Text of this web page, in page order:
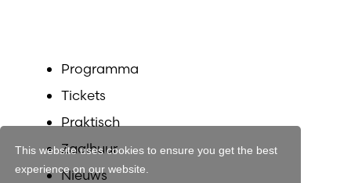
This website uses cookies to ensure you get the best
experience on our website.
Programma
Tickets
Praktisch
Zaalhuur
Nieuws